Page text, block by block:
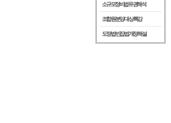
소규모정비법 유권해석
조합원 분양 대상 특강
도정법 빈집법 개정 해설